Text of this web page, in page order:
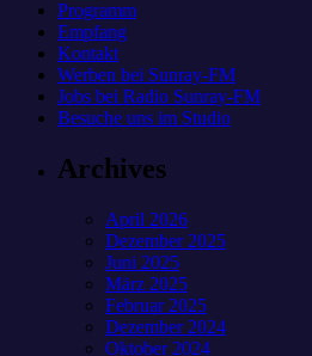
Programm
Empfang
Kontakt
Werben bei Sunray-FM
Jobs bei Radio Sunray-FM
Besuche uns im Studio
Archives
April 2026
Dezember 2025
Juni 2025
März 2025
Februar 2025
Dezember 2024
Oktober 2024